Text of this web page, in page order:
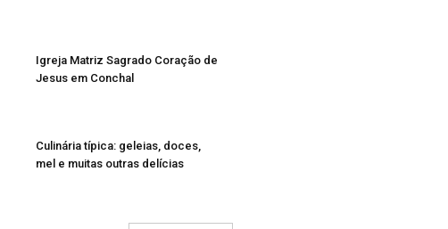
Igreja Matriz Sagrado Coração de
Jesus em Conchal
Culinária típica: geleias, doces,
mel e muitas outras delícias